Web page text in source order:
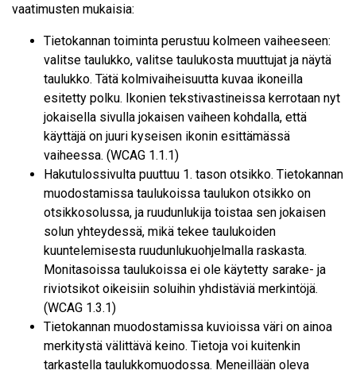
vaatimusten mukaisia:
Tietokannan toiminta perustuu kolmeen vaiheeseen:
valitse taulukko, valitse taulukosta muuttujat ja näytä
taulukko. Tätä kolmivaiheisuutta kuvaa ikoneilla
esitetty polku. Ikonien tekstivastineissa kerrotaan nyt
jokaisella sivulla jokaisen vaiheen kohdalla, että
käyttäjä on juuri kyseisen ikonin esittämässä
vaiheessa. (WCAG 1.1.1)
Hakutulossivulta puuttuu 1. tason otsikko. Tietokannan
muodostamissa taulukoissa taulukon otsikko on
otsikkosolussa, ja ruudunlukija toistaa sen jokaisen
solun yhteydessä, mikä tekee taulukoiden
kuuntelemisesta ruudunlukuohjelmalla raskasta.
Monitasoissa taulukoissa ei ole käytetty sarake- ja
riviotsikot oikeisiin soluihin yhdistäviä merkintöjä.
(WCAG 1.3.1)
Tietokannan muodostamissa kuvioissa väri on ainoa
merkitystä välittävä keino. Tietoja voi kuitenkin
tarkastella taulukkomuodossa. Meneillään oleva